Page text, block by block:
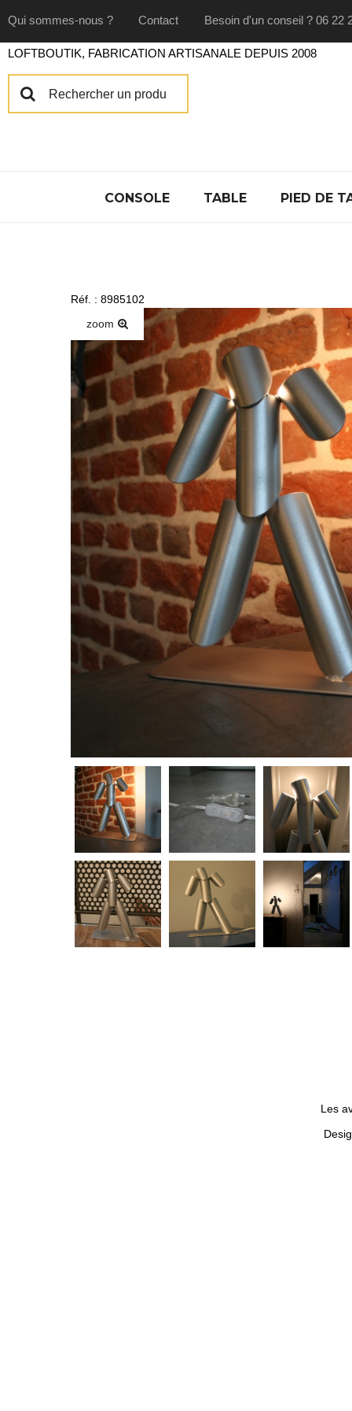
Qui sommes-nous ? Contact Besoin d'un conseil ? 06 22
CONSOLE TABLE PIED DE
Réf. : 8985102
zoom
Les
LOFTBOUTIK, FABRICATION ARTISANALE DEPUIS 2008